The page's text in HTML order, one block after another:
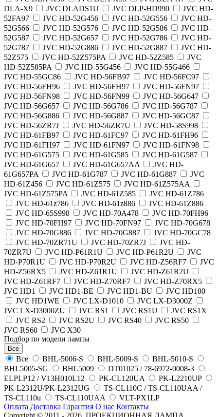
DLA-X9
JVC DLADS1U JVC DLP-HD990
JVC HD-
52FA97
JVC HD-52G456 JVC HD-52G556
JVC HD-
52G566
JVC HD-52G576 JVC HD-52G586
JVC HD-
52G587
JVC HD-52G657 JVC HD-52G786
JVC HD-
52G787
JVC HD-52G886 JVC HD-52G887
JVC HD-
52Z575
JVC HD-52Z575PA JVC HD-52Z585
JVC
HD-52Z585PA
JVC HD-55G456
JVC HD-55G466
JVC HD-55GC86
JVC HD-56FB97
JVC HD-56FC97
JVC HD-56FH96
JVC HD-56FH97
JVC HD-56FN97
JVC HD-56FN98
JVC HD-56FN99
JVC HD-56G647
JVC HD-56G657
JVC HD-56G786
JVC HD-56G787
JVC HD-56G886
JVC HD-56G887
JVC HD-56GC87
JVC HD-56ZR7J
JVC HD-56ZR7U
JVC HD-58S998
JVC HD-61FB97
JVC HD-61FC97
JVC HD-61FH96
JVC HD-61FH97
JVC HD-61FN97
JVC HD-61FN98
JVC HD-61G575
JVC HD-61G585
JVC HD-61G587
JVC HD-61G657
JVC HD-61G657AA
JVC HD-
61G657PA
JVC HD-61G787 JVC HD-61G887
JVC
HD-61Z456
JVC HD-61Z575
JVC HD-61Z575AA
JVC HD-61Z575PA
JVC HD-61Z585
JVC HD-61Z786
JVC HD-61z786
JVC HD-61z886
JVC HD-61Z886
JVC HD-65S998
JVC HD-70A478
JVC HD-70FH96
JVC HD-70FH97
JVC HD-70FN97
JVC HD-70G678
JVC HD-70G886
JVC HD-70G887
JVC HD-70GC78
JVC HD-70ZR71U
JVC HD-70ZR7J
JVC HD-
70ZR7U
JVC HD-P61R1U JVC HD-P61R2U
JVC
HD-P70R1U
JVC HD-P70R2U JVC HD-Z56RF7
JVC
HD-Z56RX5
JVC HD-Z61R1U
JVC HD-Z61R2U
JVC HD-Z61RF7
JVC HD-Z70RF7
JVC HD-Z70RX5
JVC HD1
JVC HD1-BE JVC HD1-BU
JVC HD100
JVC HD1WE
JVC LX-D1010
JVC LX-D3000Z
JVC LX-D3000ZU
JVC RS1 JVC RS1U
JVC RS1X
JVC RS2
JVC RS2U JVC RS40
JVC RS50
JVC RS60
JVC X30
Подбор по модели лампы
Все
Все BHL-5006-S BHL-5009-S
BHL-5010-S
BHL5005-SG
BHL5009
DT01025 / 78-6972-0008-3
ELPLP12 / V13H010L12
PK-CL120UA
PK-L2210UP
PK-L2312U/PK-L2312UG
TS-CL110C / TS-CL110UAA /
TS-CL110u
TS-CL110UAA
VLT-PX1LP
Оплата Доставка Гарантия О нас Контакты